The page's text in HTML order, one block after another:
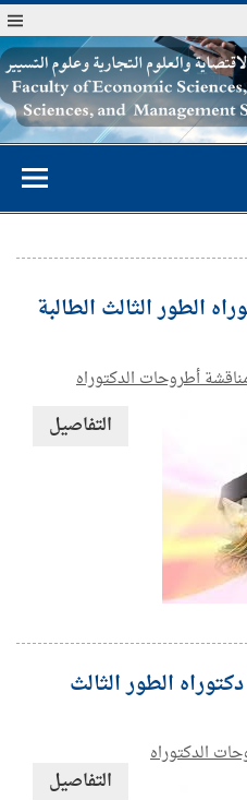
كلية العلوم
الاقتصادية والعلوم
التجارية وعلوم
التسيير
الطور الثالث الطالبة
أطروحات الدكتوراه
التفاصيل
الطور الثالث
الدكتوراه
التفاصيل